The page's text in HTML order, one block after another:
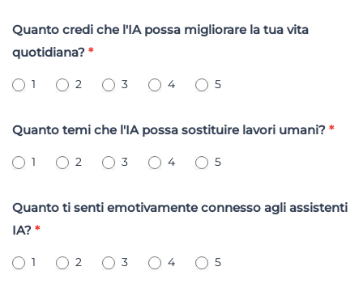
Quanto credi che l'IA possa migliorare la tua vita
quotidiana? *
1 2 3 4 5
Quanto temi che l'IA possa sostituire lavori umani? *
1 2 3 4 5
Quanto ti senti emotivamente connesso agli assistenti
IA? *
1 2 3 4 5